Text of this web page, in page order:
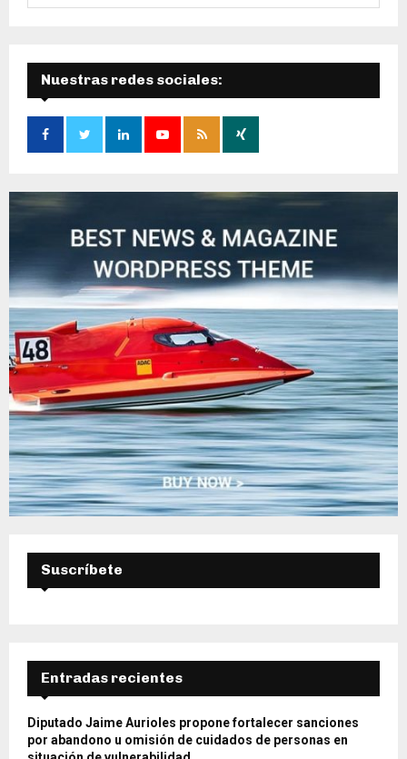
d
a
e
Ú
S
A
Nuestras redes sociales:
Suscríbete
Entradas recientes
Diputado Jaime Aurioles propone fortalecer sanciones
por abandono u omisión de cuidados de personas en